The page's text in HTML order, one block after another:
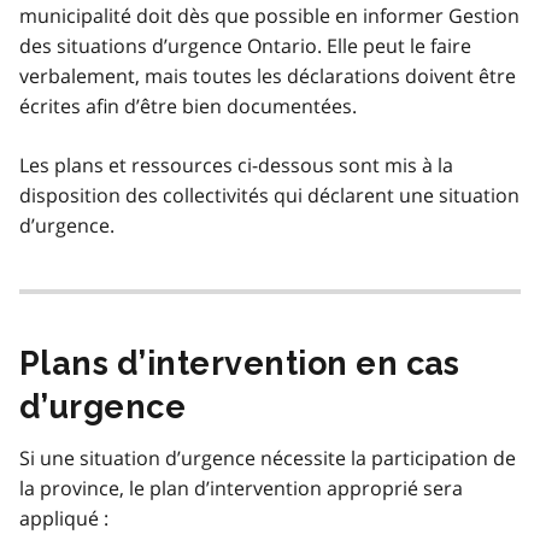
municipalité doit dès que possible en informer Gestion
des situations d’urgence Ontario. Elle peut le faire
verbalement, mais toutes les déclarations doivent être
écrites afin d’être bien documentées.
Les plans et ressources ci-dessous sont mis à la
disposition des collectivités qui déclarent une situation
d’urgence.
Plans d’intervention en cas
d’urgence
Si une situation d’urgence nécessite la participation de
la province, le plan d’intervention approprié sera
appliqué :